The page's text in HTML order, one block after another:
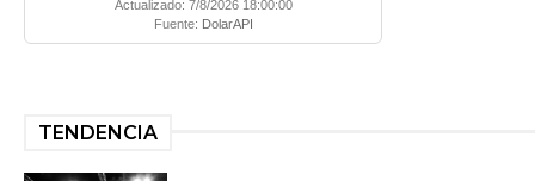
Actualizado: 7/8/2026 18:00:00
Fuente: DolarAPI
TENDENCIA